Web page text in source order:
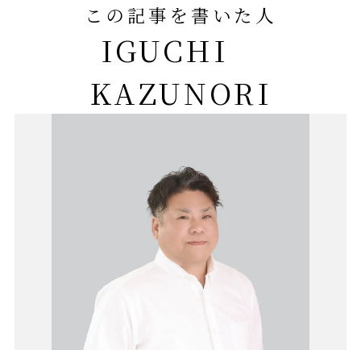
この記事を書いた人
IGUCHI
KAZUNORI